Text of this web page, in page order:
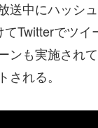
送中にハッシ
Twitterでツ
ンも実施され
れる。